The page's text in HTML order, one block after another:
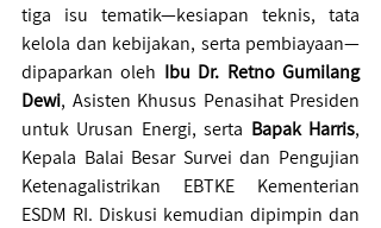
tiga isu tematik—kesiapan teknis, tata
kelola dan kebijakan, serta pembiayaan—
dipaparkan oleh Ibu Dr. Retno Gumilang
Dewi, Asisten Khusus Penasihat Presiden
untuk Urusan Energi, serta Bapak Harris,
Kepala Balai Besar Survei dan Pengujian
Ketenagalistrikan EBTKE Kementerian
ESDM RI. Diskusi kemudian dipimpin dan